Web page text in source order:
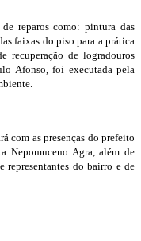
reparos como: pintura das
faixas do piso para a prática
recuperação de logradouros
Afonso, foi executada pela
com as presenças do prefeito
Nepomuceno Agra, além de
representantes do bairro e de